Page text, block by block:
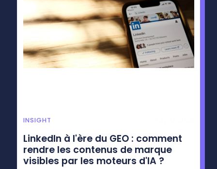
INSIGHT
LinkedIn à l'ère du GEO : comment
rendre les contenus de marque
visibles par les moteurs d'IA ?